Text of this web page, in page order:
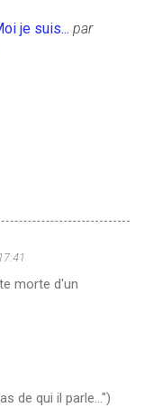
je suis... par
morte d'un
de qui il parle...")